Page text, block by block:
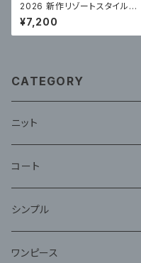
2026 新作リゾートスタイル水
着レディースビキニ高品質スパ
ロングスカートセクシー 3 点
セット
¥7,200
CATEGORY
ニット
コート
ファー
シンプル
ワンピース